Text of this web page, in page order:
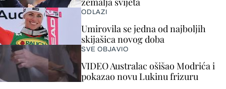
ODLAZI
Umirovila se jedna od najboljih
skijašica novog doba
SVE OBJAVIO
VIDEO Australac ošišao Modrića i
pokazao novu Lukinu frizuru